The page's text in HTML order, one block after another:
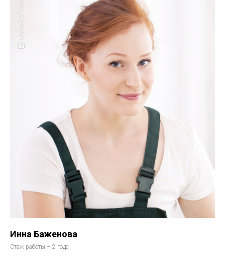
Инна Баженова
Стаж работы – 2 года